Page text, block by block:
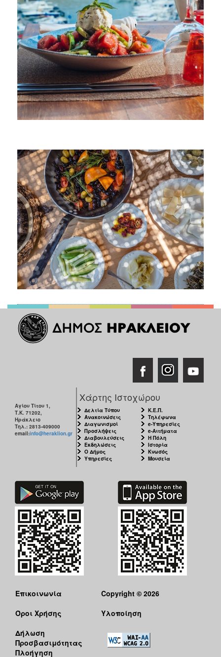
Αγίου Τίτου 1,
Τ.Κ. 71202,
Ηράκλειο
Τηλ.: 2813-409000
email:info@heraklion.gr
Χάρτης Ιστοχώρου
Δελτία Τύπου
Ανακοινώσεις
Διαγωνισμοί
Προσλήψεις
Διαβουλεύσεις
Εκδηλώσεις
Ο Δήμος
Υπηρεσίες
Κ.Ε.Π.
Τηλέφωνα
e-Υπηρεσίες
e-Αιτήματα
Η Πόλη
Ιστορία
Κνωσός
Μουσεία
Επικοινωνία
Όροι Χρήσης
Δήλωση
Προσβασιμότητας
Πλοήγηση
Copyright © 2026
Υλοποίηση